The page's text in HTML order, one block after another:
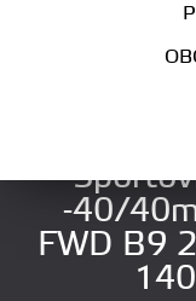
AUTOKOSMETIKA
ST
-40/
FWD B9